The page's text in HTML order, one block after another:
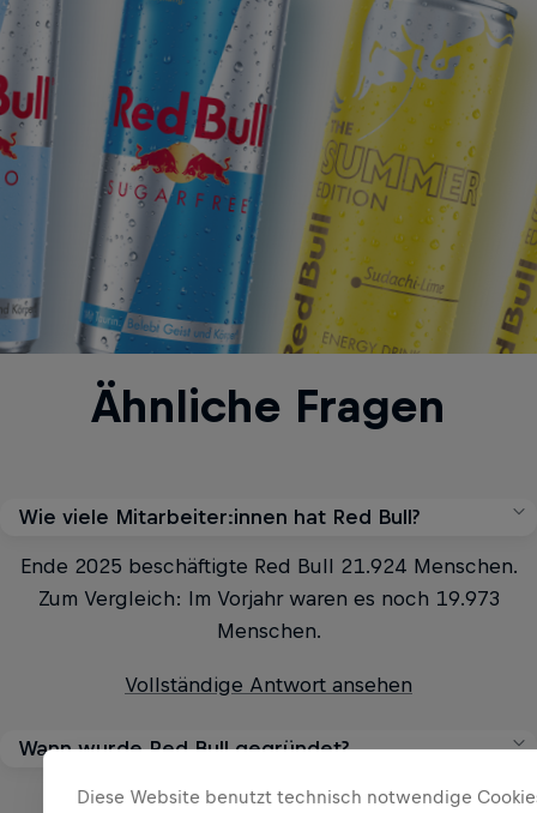
Ähnliche Fragen
Wie viele Mitarbeiter:innen hat Red Bull?
Ende 2025 beschäftigte Red Bull 21.924 Menschen.
Zum Vergleich: Im Vorjahr waren es noch 19.973
Menschen.
Vollständige Antwort ansehen
Wann wurde Red Bull gegründet?
Das Unternehmen Red Bull wurde 1984 in Österreich
Diese Website benutzt technisch notwendige